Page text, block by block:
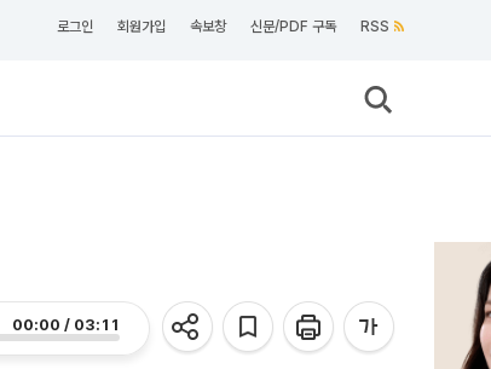
로그인 회원가입 속보창 신문/PDF 구독 RSS
00:00 / 03:11